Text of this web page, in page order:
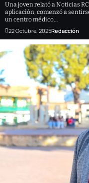
Una joven relató a Noticias
aplicación, comenzó a
un centro médico…
22 Octubre, 2025Redacción